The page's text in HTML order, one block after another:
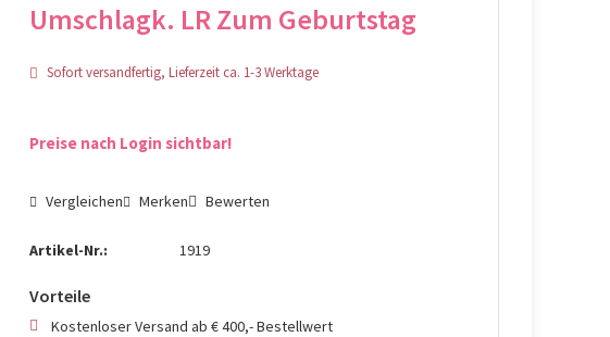
Umschlagk. LR Zum Geburtstag
Sofort versandfertig, Lieferzeit ca. 1-3 Werktage
Preise nach Login sichtbar!
Vergleichen Merken Bewerten
Artikel-Nr.: 1919
Vorteile
Kostenloser Versand ab € 400,- Bestellwert